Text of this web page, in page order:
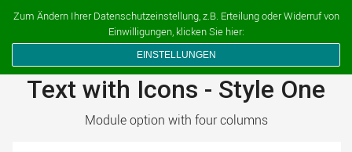
Ferien auf dem Bauernhof
Text with Icons - Style One
Module option with four columns
Zum Ändern Ihrer Datenschutzeinstellung, z.B. Erteilung oder Widerruf von
Einwilligungen, klicken Sie hier:
EINSTELLUNGEN